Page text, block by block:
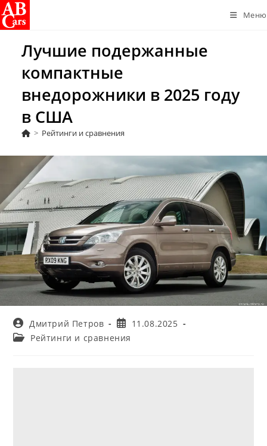
Перейти
к
Меню
Лучшие подержанные
компактные
внедорожники в 2025 году
в США
> Рейтинги и сравнения
Автор
записи:
Дмитрий Петров
Запись
опубликована:
11.08.2025
РубрикаРейтинги и сравнения